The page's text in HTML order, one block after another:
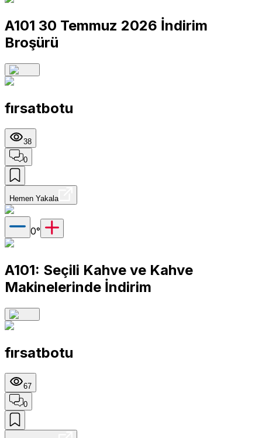
A101 30 Temmuz 2026 İndirim
Broşürü
fırsatbotu
38
0
Hemen Yakala
0°
A101: Seçili Kahve ve Kahve
Makinelerinde İndirim
fırsatbotu
67
0